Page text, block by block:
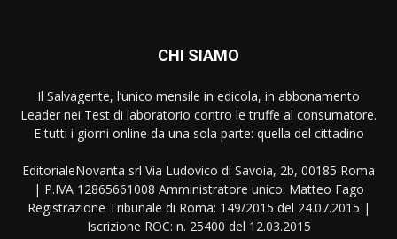
CHI SIAMO
Il Salvagente, l’unico mensile in edicola, in abbonamento
Leader nei Test di laboratorio contro le truffe al consumatore.
E tutti i giorni online da una sola parte: quella del cittadino
EditorialeNovanta srl Via Ludovico di Savoia, 2b, 00185 Roma
| P.IVA 12865661008 Amministratore unico: Matteo Fago
Registrazione Tribunale di Roma: 149/2015 del 24.07.2015 |
Iscrizione ROC: n. 25400 del 12.03.2015